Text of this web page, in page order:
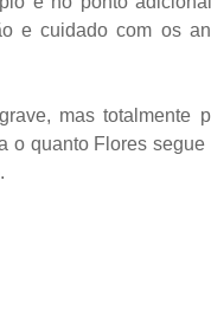
e cuidado com os
mas totalmente
o quanto Flores